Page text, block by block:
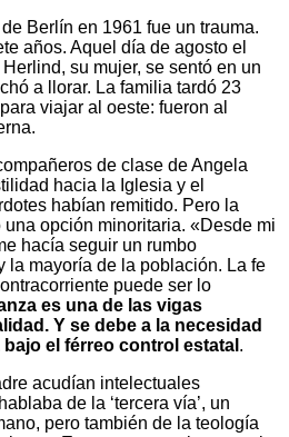
Berlín en 1961 fue un trauma.
años. Aquel día de agosto el
su mujer, se sentó en un
a llorar. La familia tardó 23
viajar al oeste: fueron al
de clase de Angela
hacia la Iglesia y el
habían remitido. Pero la
opción minoritaria. «Desde mi
hacía seguir un rumbo
la mayoría de la población. La fe
puede ser lo
es una de las vigas
Y se debe a la necesidad
el férreo control estatal .
acudían intelectuales
de la ‘tercera vía’, un
pero también de la teología